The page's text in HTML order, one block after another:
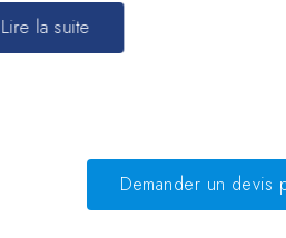
Lire la suite
Demander un devis